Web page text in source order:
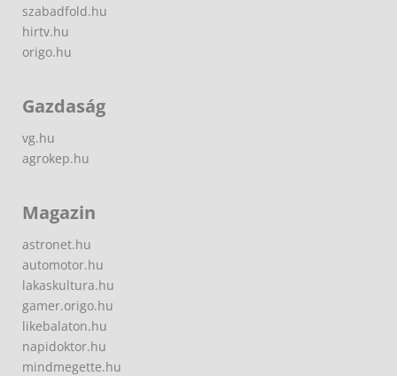
szabadfold.hu
hirtv.hu
origo.hu
Gazdaság
vg.hu
agrokep.hu
Magazin
astronet.hu
automotor.hu
lakaskultura.hu
gamer.origo.hu
likebalaton.hu
napidoktor.hu
mindmegette.hu